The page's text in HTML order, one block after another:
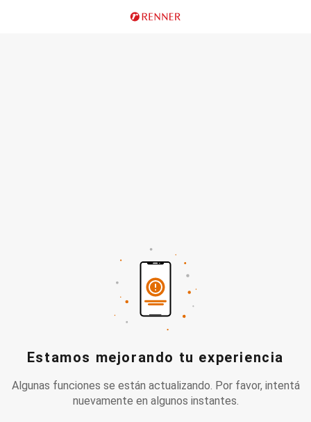
Estamos mejorando tu experiencia
Algunas funciones se están actualizando. Por favor, intentá
nuevamente en algunos instantes.